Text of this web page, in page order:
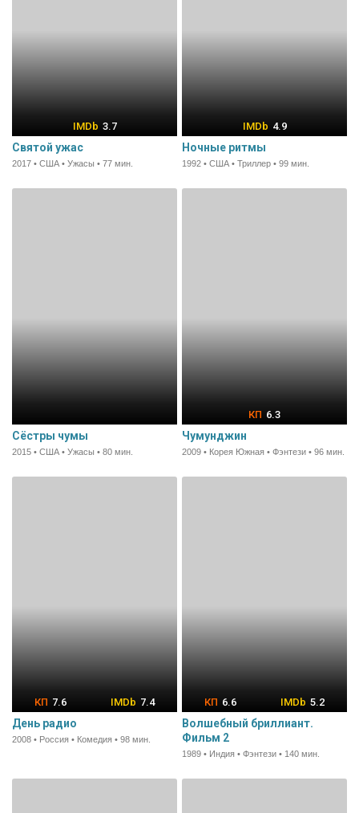
3.7
Святой ужас
2017 • США • Ужасы • 77 мин.
4.9
Ночные ритмы
1992 • США • Триллер • 99 мин.
Сёстры чумы
2015 • США • Ужасы • 80 мин.
6.3
Чумунджин
2009 • Корея Южная • Фэнтези • 96 мин.
7.6 7.4
День радио
2008 • Россия • Комедия • 98 мин.
6.6 5.2
Волшебный бриллиант.
Фильм 2
1989 • Индия • Фэнтези • 140 мин.